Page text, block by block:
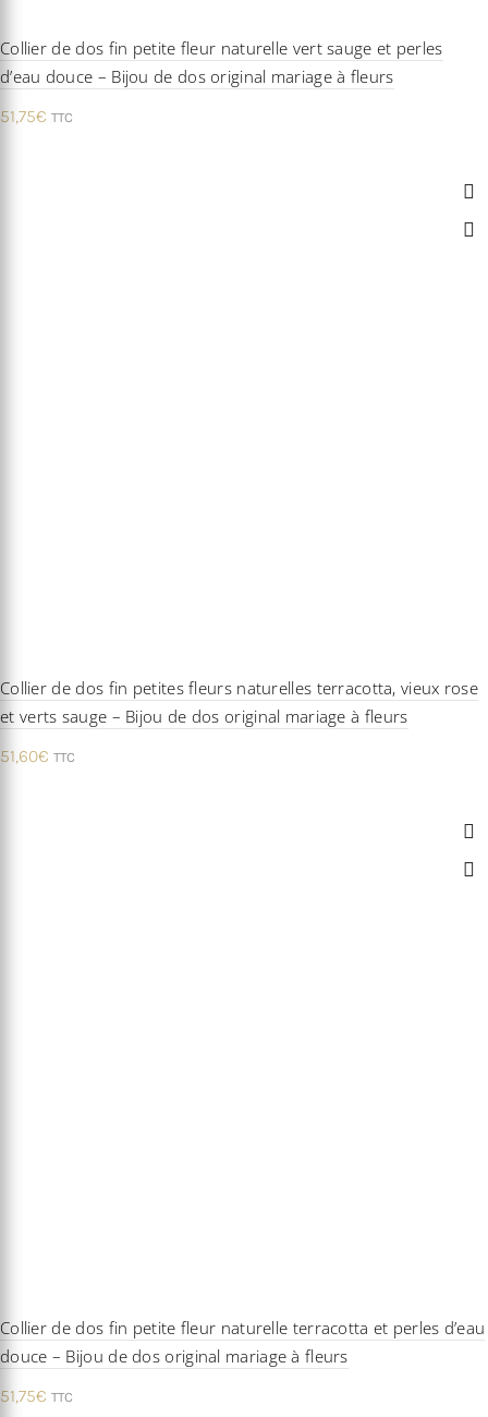
Collier de dos fin petite fleur naturelle vert sauge et perles
d’eau douce – Bijou de dos original mariage à fleurs
51,75€ TTC
Collier de dos fin petites fleurs naturelles terracotta, vieux rose
et verts sauge – Bijou de dos original mariage à fleurs
51,60€ TTC
Collier de dos fin petite fleur naturelle terracotta et perles d’eau
douce – Bijou de dos original mariage à fleurs
51,75€ TTC